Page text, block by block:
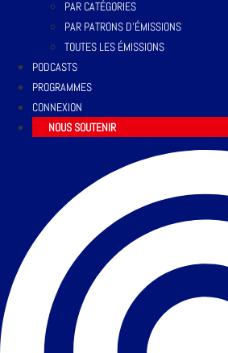
PAR CATÉGORIES
PAR PATRONS D’ÉMISSIONS
TOUTES LES ÉMISSIONS
PODCASTS
PROGRAMMES
CONNEXION
NOUS SOUTENIR